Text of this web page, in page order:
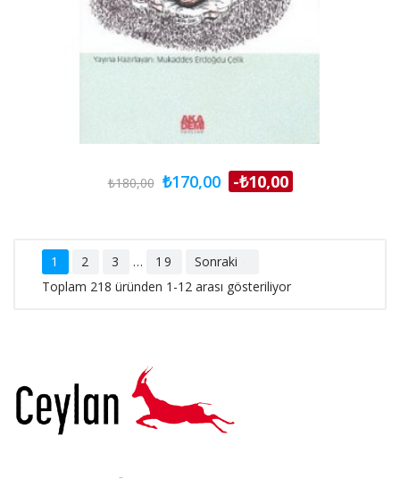
₺180,00 ₺170,00 -₺10,00
1 2 3 … 19 Sonraki
Toplam 218 üründen 1-12 arası gösteriliyor